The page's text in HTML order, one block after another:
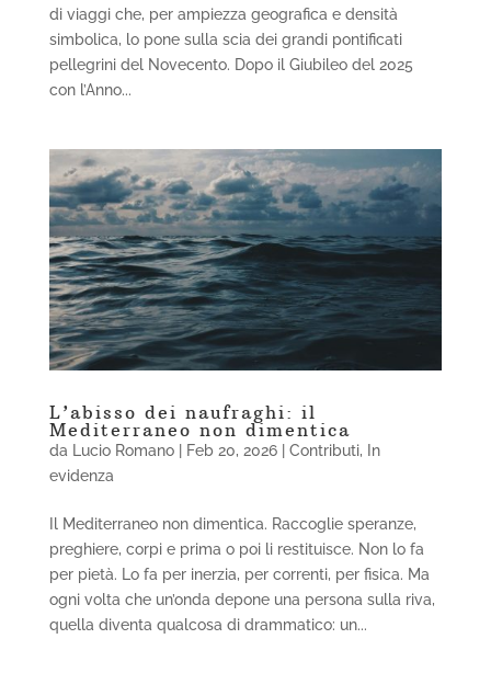
di viaggi che, per ampiezza geografica e densità
simbolica, lo pone sulla scia dei grandi pontificati
pellegrini del Novecento. Dopo il Giubileo del 2025
con l’Anno...
L’abisso dei naufraghi: il
Mediterraneo non dimentica
da Lucio Romano| Feb 20, 2026| Contributi,
In
evidenza
Il Mediterraneo non dimentica. Raccoglie speranze,
preghiere, corpi e prima o poi li restituisce. Non lo fa
per pietà. Lo fa per inerzia, per correnti, per fisica. Ma
ogni volta che un’onda depone una persona sulla riva,
quella diventa qualcosa di drammatico: un...